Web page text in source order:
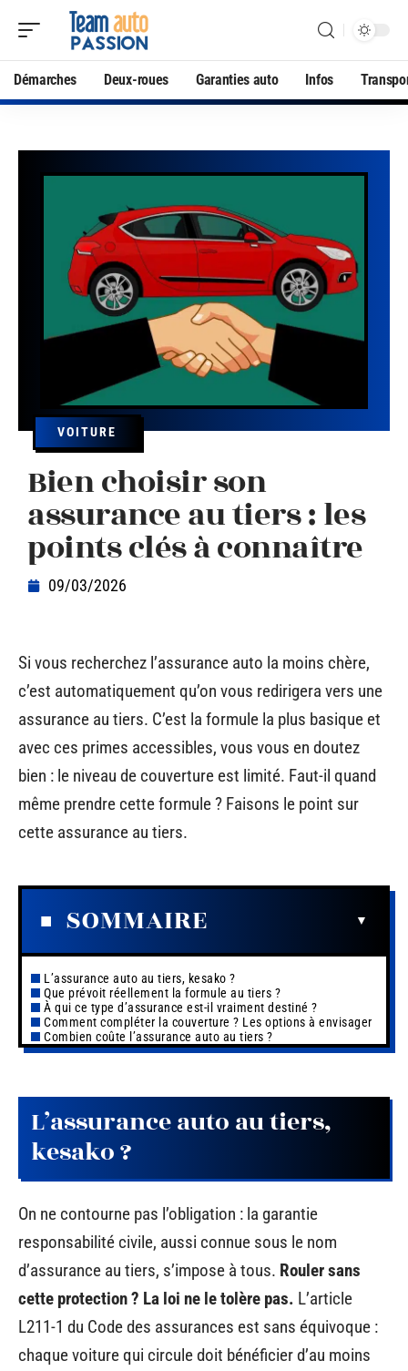
Démarches Deux-roues Garanties auto Infos
VOITURE
Bien choisir son
assurance au tiers : les
points clés à connaître
09/03/2026
Si vous recherchez l’assurance auto la moins chère,
c’est automatiquement qu’on vous redirigera vers une
assurance au tiers. C’est la formule la plus basique et
avec ces primes accessibles, vous vous en doutez
bien : le niveau de couverture est limité. Faut-il quand
même prendre cette formule ? Faisons le point sur
cette assurance au tiers.
SOMMAIRE
L’assurance auto au tiers, kesako ?
Que prévoit réellement la formule au tiers ?
À qui ce type d’assurance est-il vraiment destiné ?
Comment compléter la couverture ? Les options à envisager
Combien coûte l’assurance auto au tiers ?
L’assurance auto au tiers,
kesako ?
On ne contourne pas l’obligation : la garantie
responsabilité civile, aussi connue sous le nom
d’assurance au tiers, s’impose à tous. Rouler sans
cette protection ? La loi ne le tolère pas. L’article
L211-1 du Code des assurances est sans équivoque :
chaque voiture qui circule doit bénéficier d’au moins